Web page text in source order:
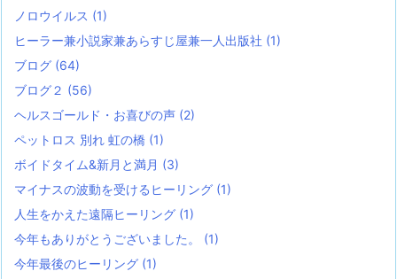
ノロウイルス (1)
ヒーラー兼小説家兼あらすじ屋兼一人出版社 (1)
ブログ (64)
ブログ２ (56)
ヘルスゴールド・お喜びの声 (2)
ペットロス 別れ 虹の橋 (1)
ボイドタイム&新月と満月 (3)
マイナスの波動を受けるヒーリング (1)
人生をかえた遠隔ヒーリング (1)
今年もありがとうございました。 (1)
今年最後のヒーリング (1)